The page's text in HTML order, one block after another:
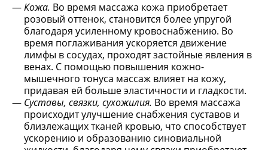
Кожа. Во время массажа кожа приобретает
розовый оттенок, становится более упругой
благодаря усиленному кровоснабжению. Во
время поглаживания ускоряется движение
лимфы в сосудах, проходят застойные явления в
венах. С помощью повышения кожно-
мышечного тонуса массаж влияет на кожу,
придавая ей больше эластичности и гладкости.
Суставы, связки, сухожилия. Во время массажа
происходит улучшение снабжения суставов и
близлежащих тканей кровью, что способствует
ускорению и образованию синовиальной